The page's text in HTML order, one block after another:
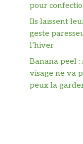
pour
Ils laissent
geste
l’hiver
Banana peel :
visage ne va
peux la